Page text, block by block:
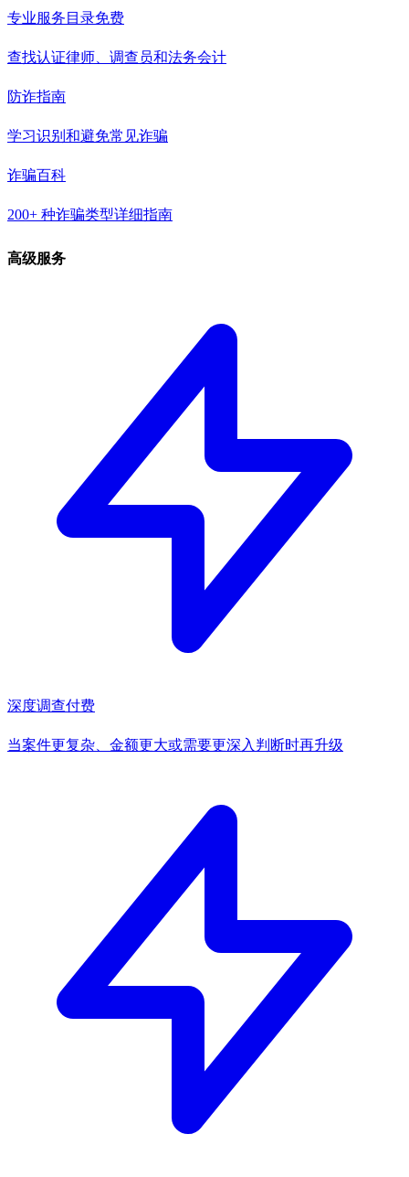
专业服务目录免费
查找认证律师、调查员和法务会计
防诈指南
学习识别和避免常见诈骗
诈骗百科
200+ 种诈骗类型详细指南
高级服务
深度调查付费
当案件更复杂、金额更大或需要更深入判断时再升级